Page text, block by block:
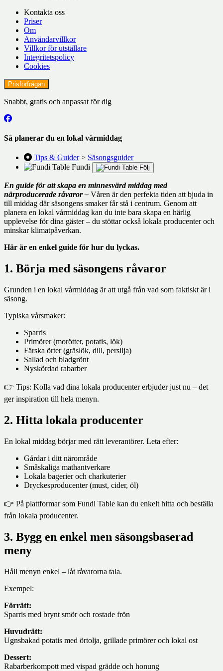
Kontakta oss
Priser
Om
Användarvillkor
Villkor för utställare
Integritetspolicy
Cookies
Prisförfrågan
Snabbt, gratis och anpassat för dig
Så planerar du en lokal vårmiddag
Tips & Guider> Säsongsguider
Fundi
Följ
En guide för att skapa en minnesvärd middag med
närproducerade råvaror – Våren är den perfekta tiden att bjuda in
till middag där säsongens smaker får stå i centrum. Genom att
planera en lokal vårmiddag kan du inte bara skapa en härlig
upplevelse för dina gäster – du stöttar också lokala producenter och
minskar klimatpåverkan.
Här är en enkel guide för hur du lyckas.
1. Börja med säsongens råvaror
Grunden i en lokal vårmiddag är att utgå från vad som faktiskt är i
säsong.
Typiska vårsmaker:
Sparris
Primörer (morötter, potatis, lök)
Färska örter (gräslök, dill, persilja)
Sallad och bladgrönt
Nyskördad rabarber
👉 Tips: Kolla vad dina lokala producenter erbjuder just nu – det
ger inspiration till hela menyn.
2. Hitta lokala producenter
En lokal middag börjar med rätt leverantörer. Leta efter:
Gårdar i ditt närområde
Småskaliga mathantverkare
Lokala bagerier och charkuterier
Dryckesproducenter (must, cider, öl)
👉 På plattformar som Fundi Table kan du enkelt hitta och beställa
från lokala producenter.
3. Bygg en enkel men säsongsbaserad
meny
Håll menyn enkel – låt råvarorna tala.
Exempel:
Förrätt:
Sparris med brynt smör och rostade frön
Huvudrätt:
Ugnsbakad potatis med örtolja, grillade primörer och lokal ost
Dessert:
Rabarberkompott med vispad grädde och honung